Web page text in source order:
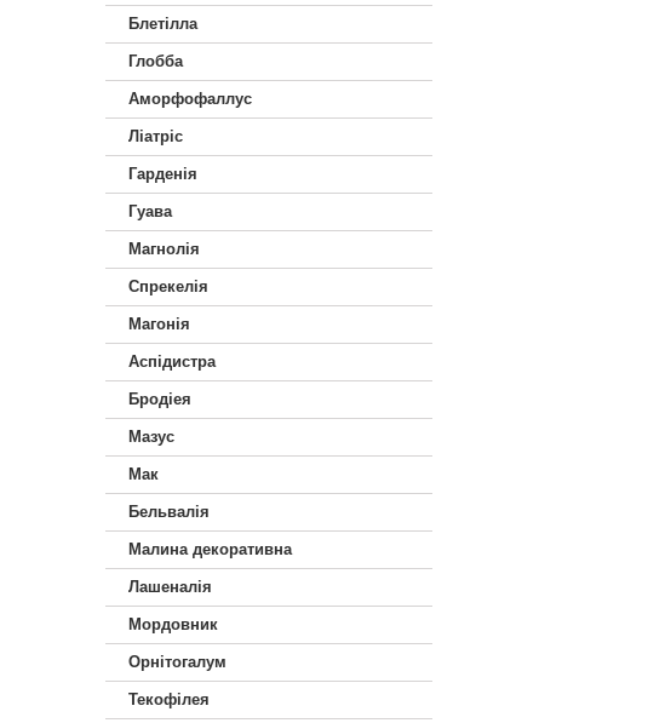
Блетілла
Глобба
Аморфофаллус
Ліатріс
Гарденія
Гуава
Магнолія
Спрекелія
Магонія
Аспідистра
Бродіея
Мазус
Мак
Бельвалія
Малина декоративна
Лашеналія
Мордовник
Орнітогалум
Текофілея